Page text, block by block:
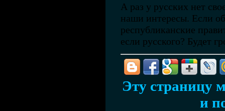
А раз у русских нет
наши интересы. Если
республиканские
если русского? Будет
Эту страницу
и